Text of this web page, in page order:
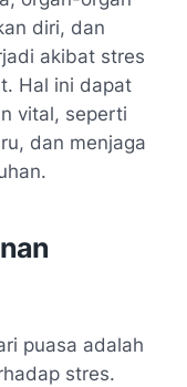
diri, dan
akibat stres
Hal ini dapat
vital, seperti
dan menjaga
puasa adalah
stres.